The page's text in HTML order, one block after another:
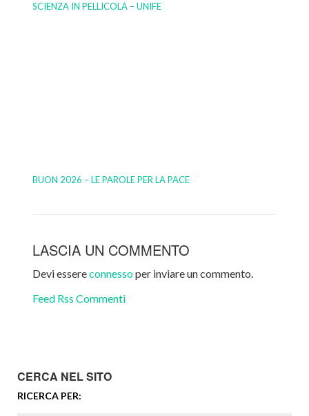
SCIENZA IN PELLICOLA – UNIFE
BUON 2026 – LE PAROLE PER LA PACE
LASCIA UN COMMENTO
Devi essereconnessoper inviare un commento.
Feed Rss Commenti
CERCA NEL SITO
RICERCA PER: